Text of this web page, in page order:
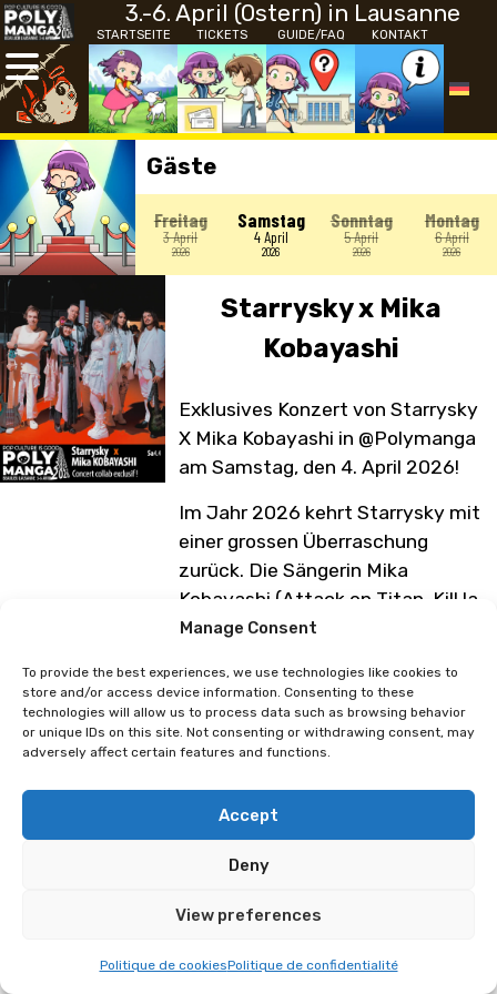
Manage Consent
To provide the best experiences, we use technologies like cookies to
store and/or access device information. Consenting to these
technologies will allow us to process data such as browsing behavior
or unique IDs on this site. Not consenting or withdrawing consent, may
adversely affect certain features and functions.
Accept
Deny
View preferences
Politique de cookiesPolitique de confidentialité
3.-6. April (Ostern) in Lausanne
STARTSEITE TICKETS GUIDE/FAQ KONTAKT
Gäste
Freitag
3 April
2026
Samstag
4 April
2026
Sonntag
5 April
2026
Montag
6 April
2026
Starrysky x Mika
Kobayashi
Exklusives Konzert von Starrysky
X Mika Kobayashi in @Polymanga
am Samstag, den 4. April 2026!
Im Jahr 2026 kehrt Starrysky mit
einer grossen Überraschung
zurück. Die Sängerin Mika
Kobayashi (Attack on Titan, Kill la
Kill, Gundam Unicorn…) wird mit
singen und hat einige
Überraschungen zu bieten.
Starrysky wird auch seine
Beteiligung an Genshin Impact,
Evangelion, Maliki…
Neben dem Konzert am Samstag
Festivals anwesend sein und